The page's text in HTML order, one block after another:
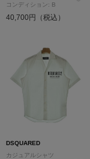
コンディション: B
40,700円（税込）
DSQUARED
カジュアルシャツ